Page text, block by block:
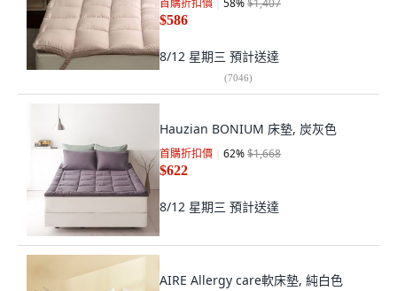
首購折扣價 58%$1,407
$586
8/12 星期三 預計送達
(7046)
Hauzian BONIUM 床墊, 炭灰色
首購折扣價 62%$1,668
$622
8/12 星期三 預計送達
AIRE Allergy care軟床墊, 純白色